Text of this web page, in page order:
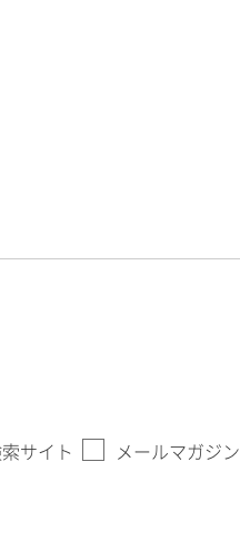
サイト メールマガジン